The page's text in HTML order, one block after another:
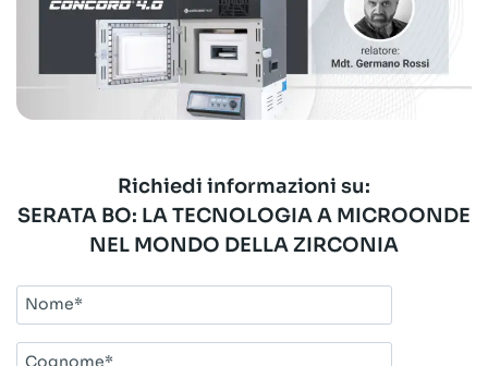
Richiedi informazioni su:
SERATA BO: LA TECNOLOGIA A MICROONDE
NEL MONDO DELLA ZIRCONIA
Nome*
Cognome*